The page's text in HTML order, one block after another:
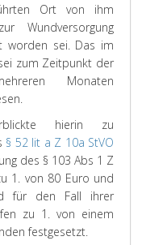
Ort von ihm
Wundversorgung
worden sei. Das im
zum Zeitpunkt der
Monaten
hierin zu
§ 52 lit a Z 10a StVO
des § 103 Abs 1 Z
1. von 80 Euro und
für den Fall ihrer
zu 1. von einem
festgesetzt.